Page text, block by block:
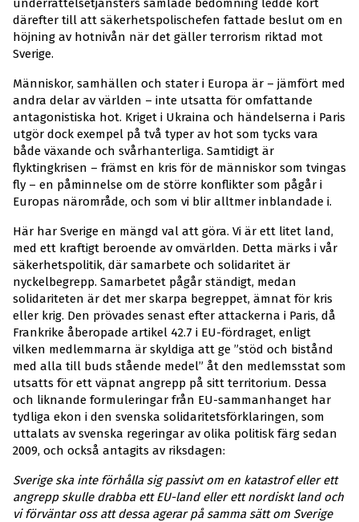
underrättelsetjänsters samlade bedömning ledde kort
därefter till att säkerhetspolischefen fattade beslut om en
höjning av hotnivån när det gäller terrorism riktad mot
Sverige.
Människor, samhällen och stater i Europa är – jämfört med
andra delar av världen – inte utsatta för omfattande
antagonistiska hot. Kriget i Ukraina och händelserna i Paris
utgör dock exempel på två typer av hot som tycks vara
både växande och svårhanterliga. Samtidigt är
flyktingkrisen – främst en kris för de människor som tvingas
fly – en påminnelse om de större konflikter som pågår i
Europas närområde, och som vi blir alltmer inblandade i.
Här har Sverige en mängd val att göra. Vi är ett litet land,
med ett kraftigt beroende av omvärlden. Detta märks i vår
säkerhetspolitik, där samarbete och solidaritet är
nyckelbegrepp. Samarbetet pågår ständigt, medan
solidariteten är det mer skarpa begreppet, ämnat för kris
eller krig. Den prövades senast efter attackerna i Paris, då
Frankrike åberopade artikel 42.7 i EU-fördraget, enligt
vilken medlemmarna är skyldiga att ge ”stöd och bistånd
med alla till buds stående medel” åt den medlemsstat som
utsatts för ett väpnat angrepp på sitt territorium. Dessa
och liknande formuleringar från EU-sammanhanget har
tydliga ekon i den svenska solidaritetsförklaringen, som
uttalats av svenska regeringar av olika politisk färg sedan
2009, och också antagits av riksdagen:
Sverige ska inte förhålla sig passivt om en katastrof eller ett
angrepp skulle drabba ett EU-land eller ett nordiskt land och
vi förväntar oss att dessa agerar på samma sätt om Sverige